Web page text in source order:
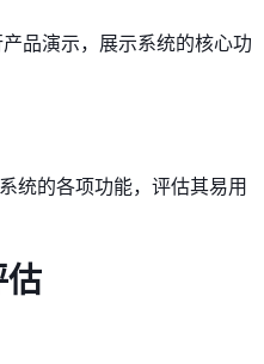
品演示，展示系统的核心功
统的各项功能，评估其易用
估